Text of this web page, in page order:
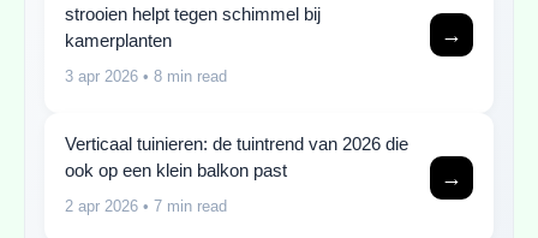
strooien helpt tegen schimmel bij
kamerplanten
3 apr 2026 • 8 min read
→
Verticaal tuinieren: de tuintrend van 2026 die
ook op een klein balkon past
2 apr 2026 • 7 min read
→